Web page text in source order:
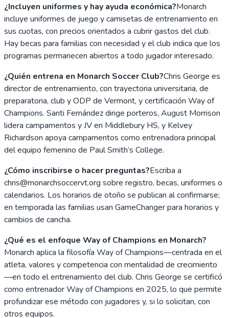
¿Incluyen uniformes y hay ayuda económica?Monarch
incluye uniformes de juego y camisetas de entrenamiento en
sus cuotas, con precios orientados a cubrir gastos del club.
Hay becas para familias con necesidad y el club indica que los
programas permanecen abiertos a todo jugador interesado.
¿Quién entrena en Monarch Soccer Club?Chris George es
director de entrenamiento, con trayectoria universitaria, de
preparatoria, club y ODP de Vermont, y certificación Way of
Champions. Santi Fernández dirige porteros, August Morrison
lidera campamentos y JV en Middlebury HS, y Kelvey
Richardson apoya campamentos como entrenadora principal
del equipo femenino de Paul Smith’s College.
¿Cómo inscribirse o hacer preguntas?Escriba a
chris@monarchsoccervt.org sobre registro, becas, uniformes o
calendarios. Los horarios de otoño se publican al confirmarse;
en temporada las familias usan GameChanger para horarios y
cambios de cancha.
¿Qué es el enfoque Way of Champions en Monarch?
Monarch aplica la filosofía Way of Champions—centrada en el
atleta, valores y competencia con mentalidad de crecimiento
—en todo el entrenamiento del club. Chris George se certificó
como entrenador Way of Champions en 2025, lo que permite
profundizar ese método con jugadores y, si lo solicitan, con
otros equipos.